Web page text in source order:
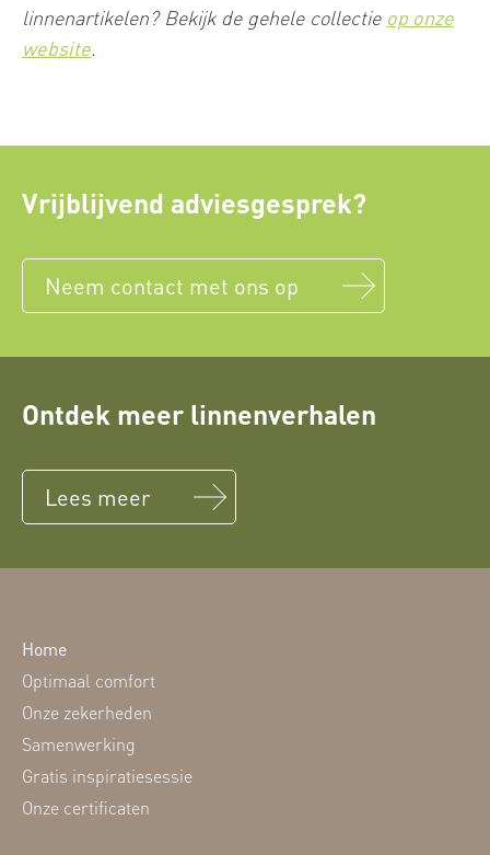
linnenartikelen? Bekijk de gehele collectie op onze
website.
Vrijblijvend adviesgesprek?
Neem contact met ons op
Ontdek meer linnenverhalen
Lees meer
Home
Optimaal comfort
Onze zekerheden
Samenwerking
Gratis inspiratiesessie
Onze certificaten